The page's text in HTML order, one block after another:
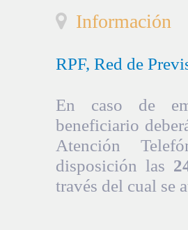
Información
RPF, Red de
En caso de
beneficiario
Atención
disposición las
través del cual se